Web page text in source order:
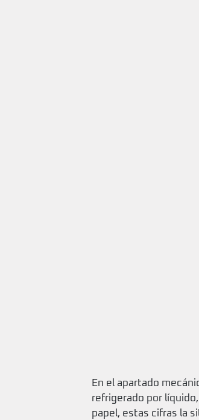
En el apartado
refrigerado por
papel, estas cifras la